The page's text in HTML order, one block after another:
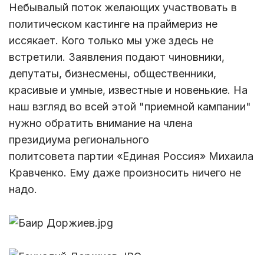
Небывалый поток желающих участвовать в
политическом кастинге на праймериз не
иссякает. Кого только мы уже здесь не
встретили. Заявления подают чиновники,
депутаты, бизнесмены, общественники,
красивые и умные, известные и новенькие. На
наш взгляд во всей этой "приемной кампании"
нужно обратить внимание на члена
президиума регионального
политсовета партии «Единая Россия» Михаила
Кравченко. Ему даже произносить ничего не
надо.